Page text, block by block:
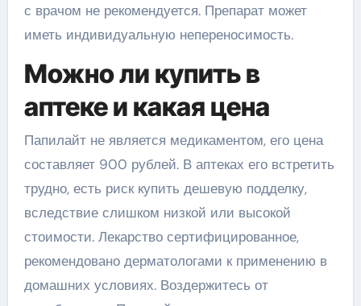
с врачом не рекомендуется. Препарат может
иметь индивидуальную непереносимость.
Можно ли купить в
аптеке и какая цена
Папилайт не является медикаментом, его цена
составляет 900 рублей. В аптеках его встретить
трудно, есть риск купить дешевую подделку,
вследствие слишком низкой или высокой
стоимости. Лекарство сертифицированное,
рекомендовано дерматологами к применению в
домашних условиях. Воздержитесь от